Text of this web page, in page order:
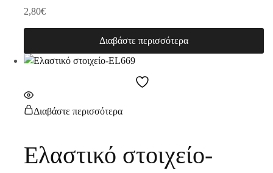
2,80€
Διαβάστε περισσότερα
Διαβάστε περισσότερα
Ελαστικό στοιχείο-